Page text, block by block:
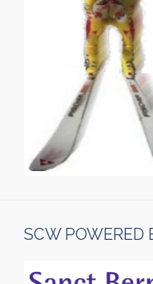
SCW POWERED